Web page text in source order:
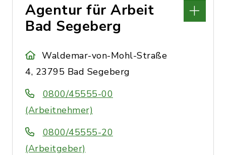
Agentur für Arbeit
Bad Segeberg
Waldemar-von-Mohl-Straße
4, 23795 Bad Segeberg
0800/45555-00
(Arbeitnehmer)
0800/45555-20
(Arbeitgeber)